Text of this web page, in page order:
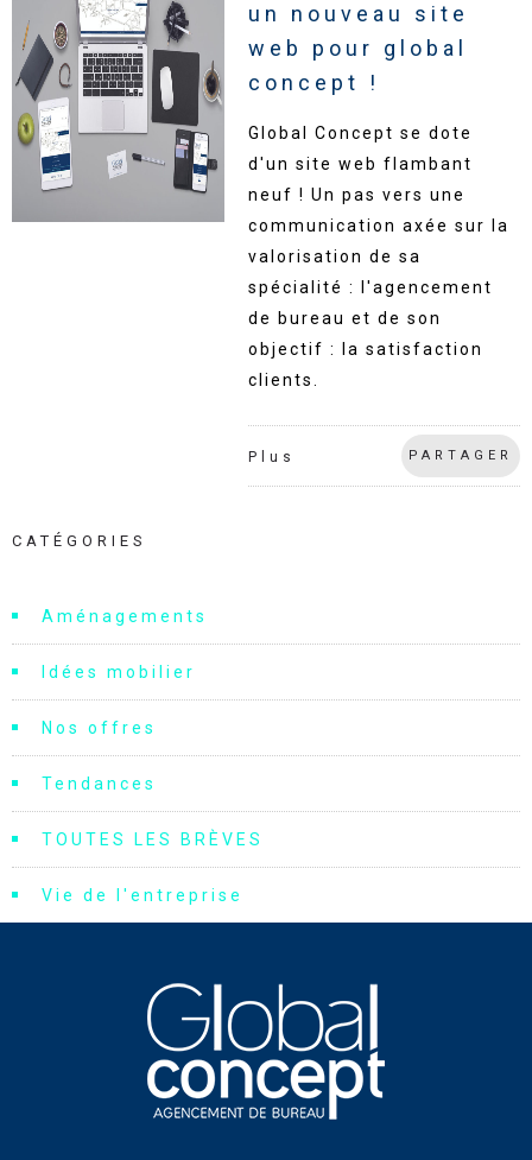
un nouveau site
web pour global
concept !
Global Concept se dote
d'un site web flambant
neuf ! Un pas vers une
communication axée sur la
valorisation de sa
spécialité : l'agencement
de bureau et de son
objectif : la satisfaction
clients.
Plus PARTAGER
CATÉGORIES
Aménagements
Idées mobilier
Nos offres
Tendances
TOUTES LES BRÈVES
Vie de l'entreprise